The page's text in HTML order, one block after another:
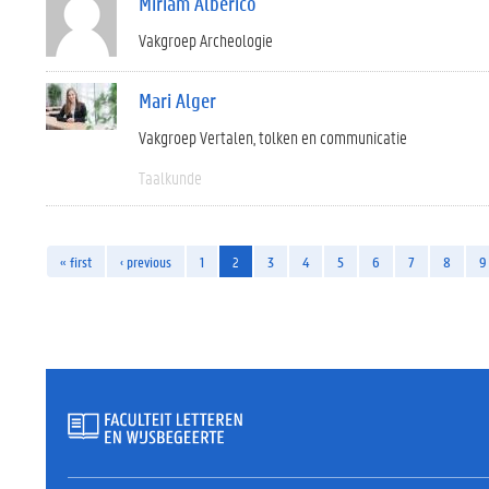
Vakgroep Archeologie
Mari Alger
Vakgroep Vertalen, tolken en communicatie
Taalkunde
« first ‹ previous 1 2 3 4 5 6 7 8 9